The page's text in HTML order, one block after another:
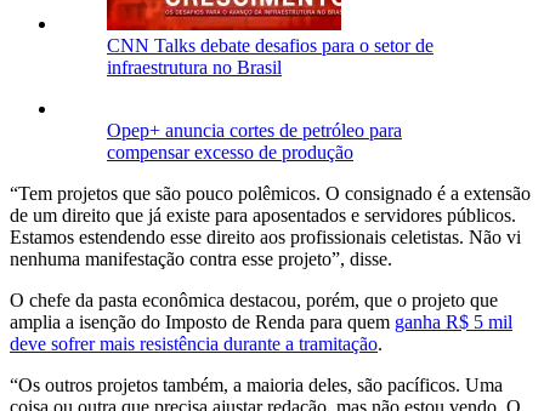
CNN Talks debate desafios para o setor de
infraestrutura no Brasil
Opep+ anuncia cortes de petróleo para
compensar excesso de produção
“Tem projetos que são pouco polêmicos. O consignado é a extensão
de um direito que já existe para aposentados e servidores públicos.
Estamos estendendo esse direito aos profissionais celetistas. Não vi
nenhuma manifestação contra esse projeto”, disse.
O chefe da pasta econômica destacou, porém, que o projeto que
amplia a isenção do Imposto de Renda para quem ganha R$ 5 mil
deve sofrer mais resistência durante a tramitação.
“Os outros projetos também, a maioria deles, são pacíficos. Uma
coisa ou outra que precisa ajustar redação, mas não estou vendo. O